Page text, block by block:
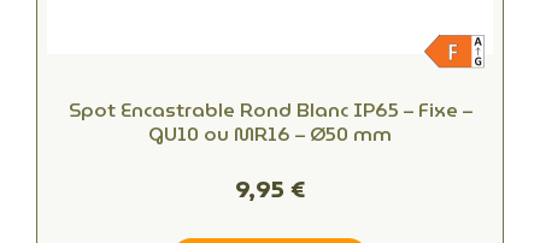
Spot Encastrable Rond Blanc IP65 – Fixe –
GU10 ou MR16 – Ø50 mm
9,95 €